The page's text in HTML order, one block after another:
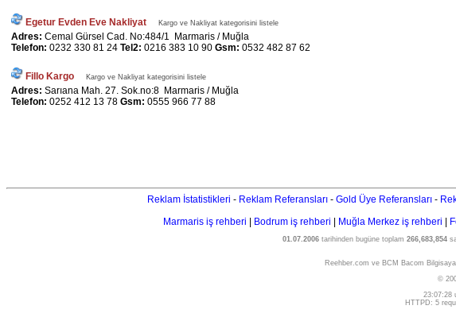
Egetur Evden Eve Nakliyat Kargo ve Nakliyat kategorisini listele
Adres: Cemal Gürsel Cad. No:484/1 Marmaris / Muğla
Telefon: 0232 330 81 24 Tel2: 0216 383 10 90 Gsm: 0532 482 87 62
Fillo Kargo Kargo ve Nakliyat kategorisini listele
Adres: Sarıana Mah. 27. Sok.no:8 Marmaris / Muğla
Telefon: 0252 412 13 78 Gsm: 0555 966 77 88
Reklam İstatistikleri - Reklam Referansları - Gold Üye Referansları -
Marmaris iş rehberi
Bodrum iş rehberi Muğla Merkez iş rehberi
01.07.2006tarihinden bugüne toplam 266,683,854
Reehber.com ve BCM Bacom
©
23:07:28
HTTPD: 5